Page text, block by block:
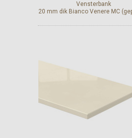
Vensterbank
20 mm dik Bianco Venere MC